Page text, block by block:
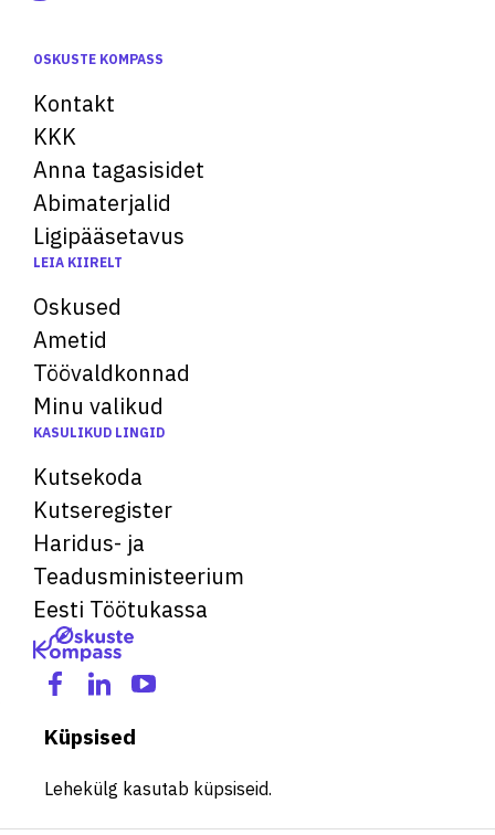
OSKUSTE KOMPASS
Kontakt
KKK
Anna tagasisidet
Abimaterjalid
Ligipääsetavus
LEIA KIIRELT
Oskused
Ametid
Töövaldkonnad
Minu valikud
KASULIKUD LINGID
Kutsekoda
Kutseregister
Haridus- ja
Teadusministeerium
Eesti Töötukassa
Küpsised
Lehekülg kasutab küpsiseid.